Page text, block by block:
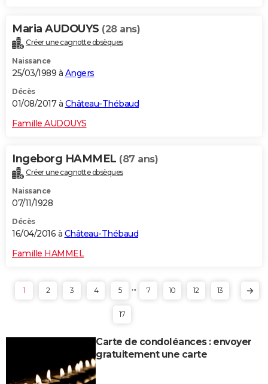
Maria AUDOUYS (28 ans)
Créer une cagnotte obsèques
Naissance
25/03/1989 à Angers
Décès
01/08/2017 à Château-Thébaud
Famille AUDOUYS
Ingeborg HAMMEL (87 ans)
Créer une cagnotte obsèques
Naissance
07/11/1928
Décès
16/04/2016 à Château-Thébaud
Famille HAMMEL
1 2 3 4 5 ... 7 10 12 13
17
Carte de condoléances : envoyer
gratuitement une carte